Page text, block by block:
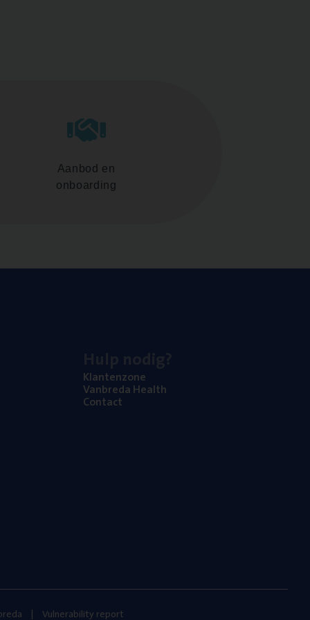
Aanbod en
onboarding
Klan­ten­zo­ne
Van­b­re­da Health
Con­tact
Vulnerability report